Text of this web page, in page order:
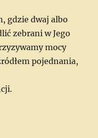
gdzie dwaj albo
zebrani w Jego
mocy
pojednania,